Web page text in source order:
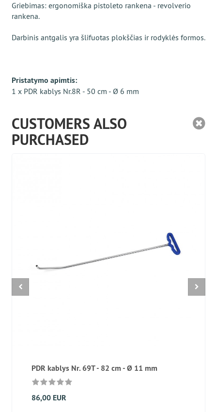
Griebimas: ergonomiška pistoleto rankena - revolverio
rankena.
Darbinis antgalis yra šlifuotas plokščias ir rodyklės formos.
Pristatymo apimtis:
1 x PDR kablys Nr.8R - 50 cm - Ø 6 mm
CUSTOMERS ALSO
PURCHASED
PDR kablys Nr. 69T - 82 cm - Ø 11 mm
86,00 EUR